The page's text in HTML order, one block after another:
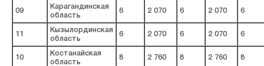
09
Карагандинская
область
6 2 070 6 2 070 6
11
Кызылординская
область
6 2 070 6 2 070 6
10
Костанайская
область
8 2 760 8 2 760 8